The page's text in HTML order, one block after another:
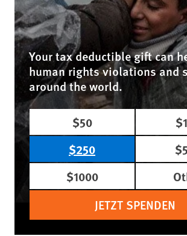
Your tax deductible gift can
human rights violations and
around the world.
$50
$250
$1000
JETZT SPENDEN